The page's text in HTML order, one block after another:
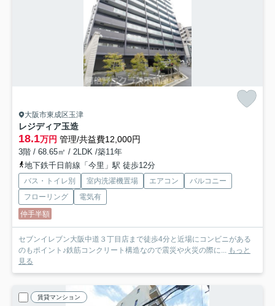
大阪市東成区玉津
レジディア玉造
18.1万円 管理/共益費12,000円
3階 / 68.65㎡ / 2LDK /築11年
地下鉄千日前線「今里」駅 徒歩12分
バス・トイレ別 室内洗濯機置場 エアコン
バルコニー
フローリング
電気有
仲手半額
セブンイレブン大阪中道３丁目店まで徒歩4分と近場にコンビニがある
のもポイント♪鉄筋コンクリート構造なので震災や火災の際に... もっと
見る
賃貸マンション